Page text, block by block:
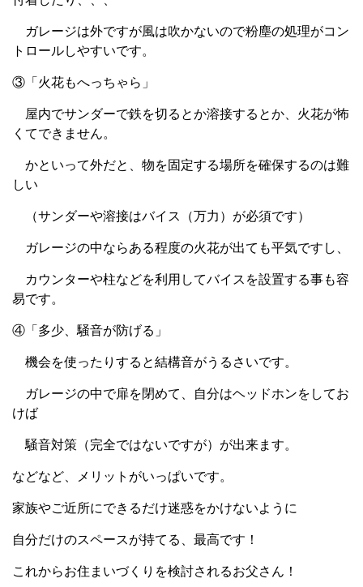
ガレージは外ですが風は吹かないので粉塵の処理がコン
トロールしやすいです。
③「火花もへっちゃら」
屋内でサンダーで鉄を切るとか溶接するとか、火花が怖
くてできません。
かといって外だと、物を固定する場所を確保するのは難
しい
（サンダーや溶接はバイス（万力）が必須です）
ガレージの中ならある程度の火花が出ても平気ですし、
カウンターや柱などを利用してバイスを設置する事も容
易です。
④「多少、騒音が防げる」
機会を使ったりすると結構音がうるさいです。
ガレージの中で扉を閉めて、自分はヘッドホンをしてお
けば
騒音対策（完全ではないですが）が出来ます。
などなど、メリットがいっぱいです。
家族やご近所にできるだけ迷惑をかけないように
自分だけのスペースが持てる、最高です！
これからお住まいづくりを検討されるお父さん！